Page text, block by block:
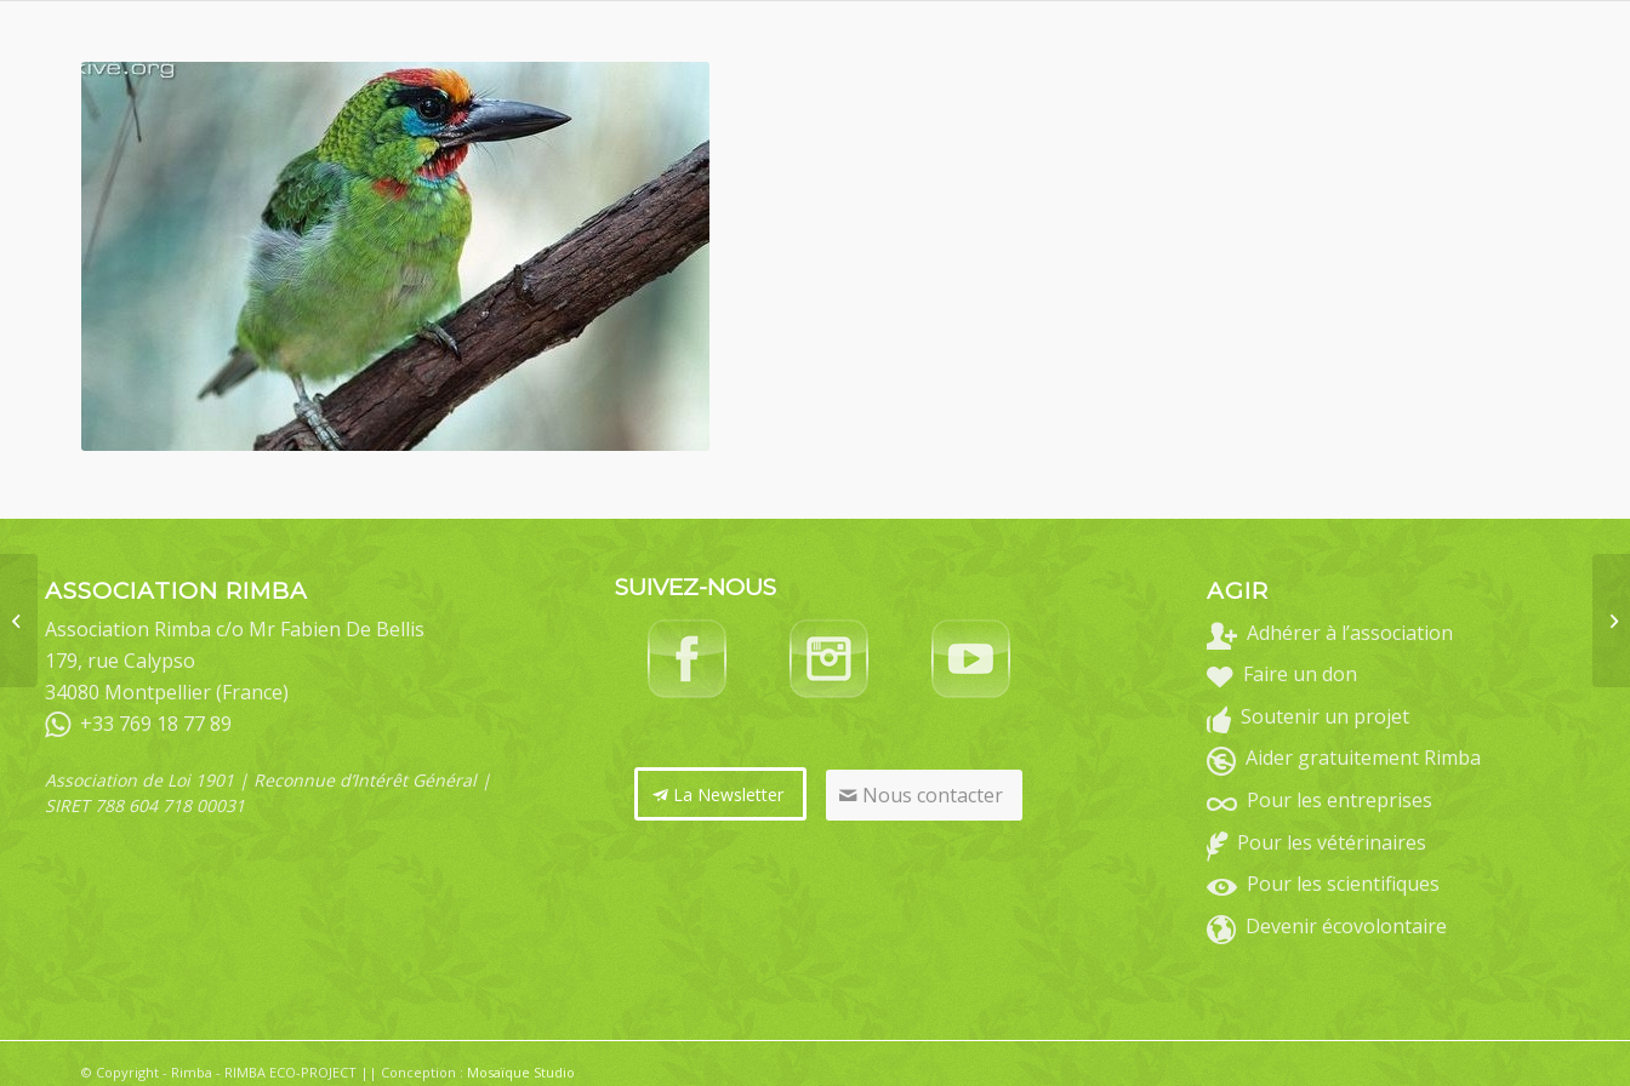
ASSOCIATION RIMBA
Association Rimba c/o Mr Fabien De Bellis
179, rue Calypso
34080 Montpellier (France)
+33 769 18 77 89
Association de Loi 1901 | Reconnue d’Intérêt Général |
SIRET 788 604 718 00031
SUIVEZ-NOUS
La Newsletter Nous contacter
AGIR
Adhérer à l’association
Faire un don
Soutenir un projet
Aider gratuitement Rimba
Pour les entreprises
Pour les vétérinaires
Pour les scientifiques
Devenir écovolontaire
© Copyright - Rimba - RIMBA ECO-PROJECT || Conception : Mosaïque Studio
Barbu à joues jaunes
chrysopogon
chrysopogon) – O61